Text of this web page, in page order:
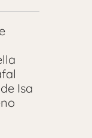
Isa